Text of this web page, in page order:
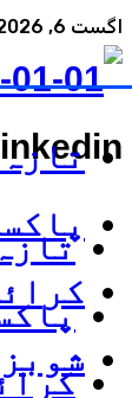
اگست 6, 2026 9:55 صبح
شوبز